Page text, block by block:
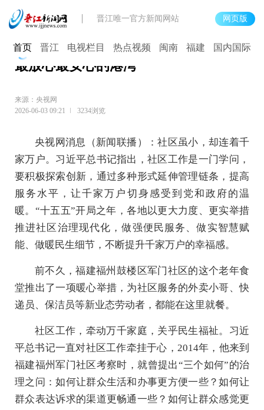
晋江唯一官方新闻网站 网页版
首页 晋江 电视栏目 热点视频 闽南 福建 国内国际
【新思想引领新征程】让社区成为居民
最放心最安心的港湾
来源：央视网
2026-06-03 09:21
3234浏览
央视网消息（新闻联播）：社区虽小，却连着千
家万户。习近平总书记指出，社区工作是一门学问，
要积极探索创新，通过多种形式延伸管理链条，提高
服务水平，让千家万户切身感受到党和政府的温
暖。“十五五”开局之年，各地以更大力度、更实举措
推进社区治理现代化，做强便民服务、做实智慧赋
能、做暖民生细节，不断提升千家万户的幸福感。
前不久，福建福州鼓楼区军门社区的这个老年食
堂推出了一项暖心举措，为社区服务的外卖小哥、快
递员、保洁员等新业态劳动者，都能在这里就餐。
社区工作，牵动万千家庭，关乎民生福祉。习近
平总书记一直对社区工作牵挂于心，2014年，他来到
福建福州军门社区考察时，就曾提出“三个如何”的治
理之问：如何让群众生活和办事更方便一些？如何让
群众表达诉求的渠道更畅通一些？如何让群众感觉更